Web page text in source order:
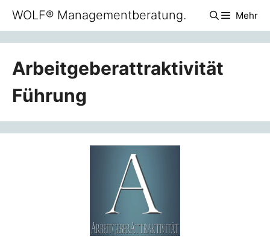
Zum
Inhalt
springen
WOLF® Managementberatung. Mehr
Arbeitgeberattraktivität
Führung